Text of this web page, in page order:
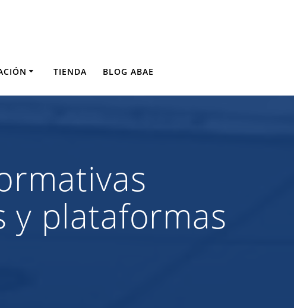
TIENDA BLOG ABAE
y plataformas